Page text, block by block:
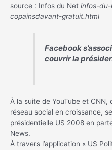
source : Infos du Net infos-
copainsdavant-gratuit.html
Facebook
couvrir la
À la suite de YouTube et
réseau social en croissance,
présidentielle US 2008 en
News.
À travers l’application « US